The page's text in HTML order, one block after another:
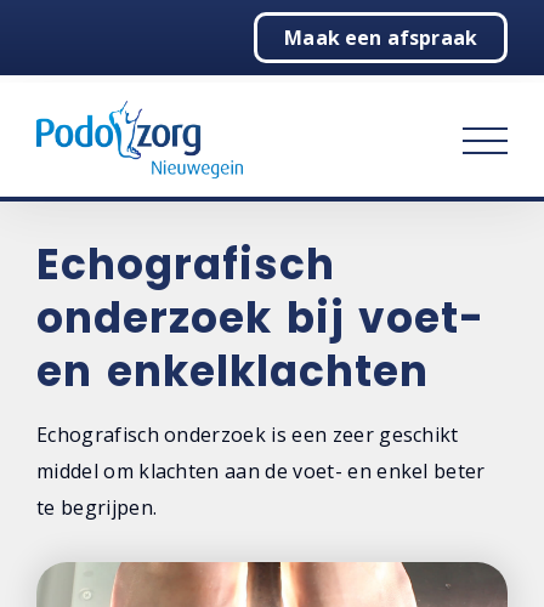
Maak een afspraak
Podotherapie
Over podotherapie
Klachtenwijzer
Praktijk
Contact
Echografisch
onderzoek bij voet-
en enkelklachten
Echografisch onderzoek is een zeer geschikt
middel om klachten aan de voet- en enkel beter
te begrijpen.